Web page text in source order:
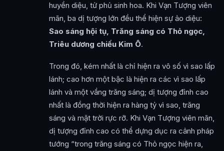
huyền diệu, tử phủ sinh hoa. Khi Vạn Tượng viên
mãn, ba dị tượng lớn đều thể hiện sự ảo diệu:
Sao sáng hội tụ, Trăng sáng có Thỏ ngọc,
Triêu dương chiếu Kim Ô.
Trong đó, kém nhất là chỉ hiện ra vô số vì sao lấp
lánh; cao hơn một bậc là hiện ra các vì sao lấp
lánh và một vầng trăng sáng; dị tượng đỉnh cao
nhất là đồng thời hiện ra hàng tỷ vì sao, trăng
sáng và mặt trời rực rỡ. Khi Vạn Tượng viên mãn,
dị tượng đỉnh cao có thể dựng dục ra cảnh pháp
tướng “trong trăng sáng có Thỏ ngọc hiện ra,